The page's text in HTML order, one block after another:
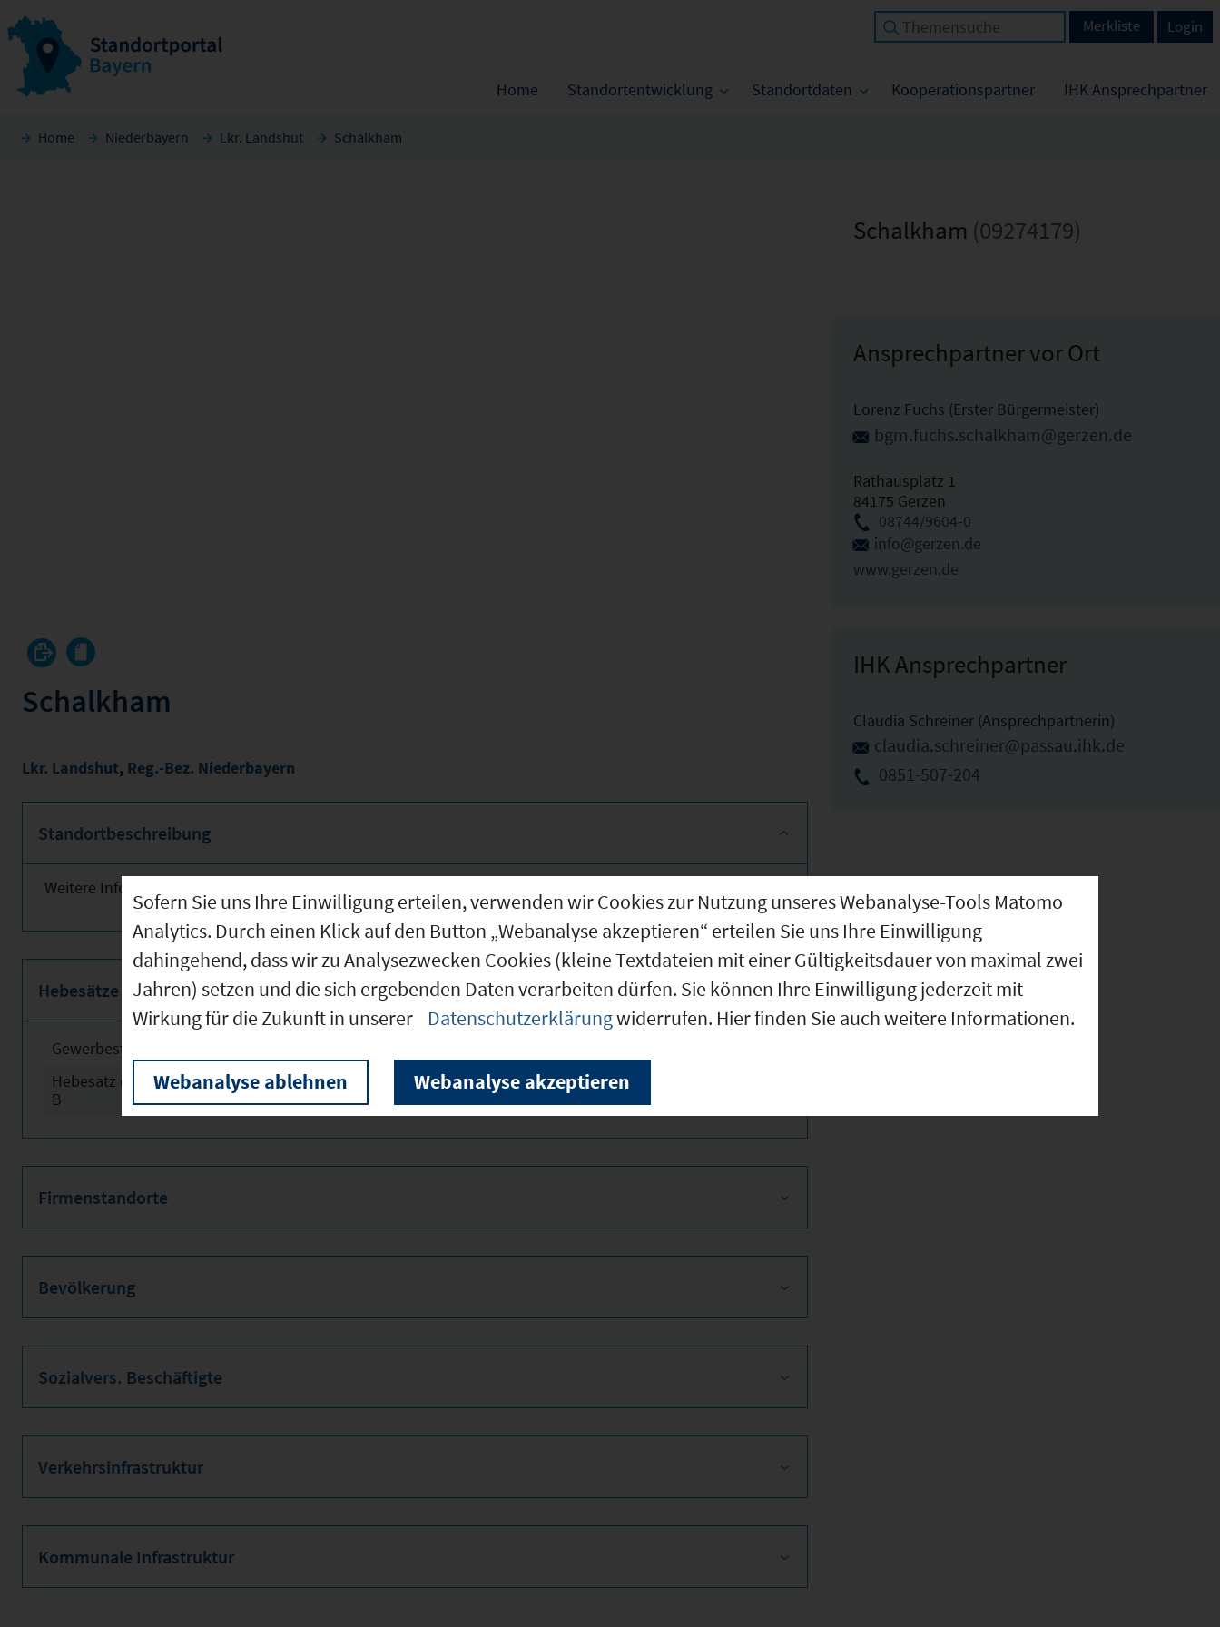
Home Standortentwicklung Standortdaten Kooperationspartner IHK Ansprechpartner
Login
Merkliste
Home Niederbayern Lkr. Landshut Schalkham
Schalkham
Lkr. Landshut, Reg.-Bez. Niederbayern
Standortbeschreibung
Weitere Informationen finden Sie obenstehend!
Hebesätze
Gewerbesteuerhebesatz
Hebesatz der Grundsteuer
B
2024 350
Firmenstandorte
Bevölkerung
Sozialvers. Beschäftigte
Verkehrsinfrastruktur
Kommunale Infrastruktur
Schalkham (09274179)
Ansprechpartner vor Ort
Lorenz Fuchs (Erster Bürgermeister)
bgm.fuchs.schalkham@gerzen.de
Rathausplatz 1
84175 Gerzen
08744/9604-0
info@gerzen.de
www.gerzen.de
IHK Ansprechpartner
Claudia Schreiner (Ansprechpartnerin)
claudia.schreiner@passau.ihk.de
0851-507-204
Sofern Sie uns Ihre Einwilligung erteilen, verwenden wir Cookies zur Nutzung unseres Webanalyse-Tools Matomo
Analytics. Durch einen Klick auf den Button „Webanalyse akzeptieren“ erteilen Sie uns Ihre Einwilligung
dahingehend, dass wir zu Analysezwecken Cookies (kleine Textdateien mit einer Gültigkeitsdauer von maximal zwei
Jahren) setzen und die sich ergebenden Daten verarbeiten dürfen. Sie können Ihre Einwilligung jederzeit mit
Wirkung für die Zukunft in unserer
Datenschutzerklärungwiderrufen. Hier finden Sie auch weitere Informationen.
Webanalyse ablehnen Webanalyse akzeptieren